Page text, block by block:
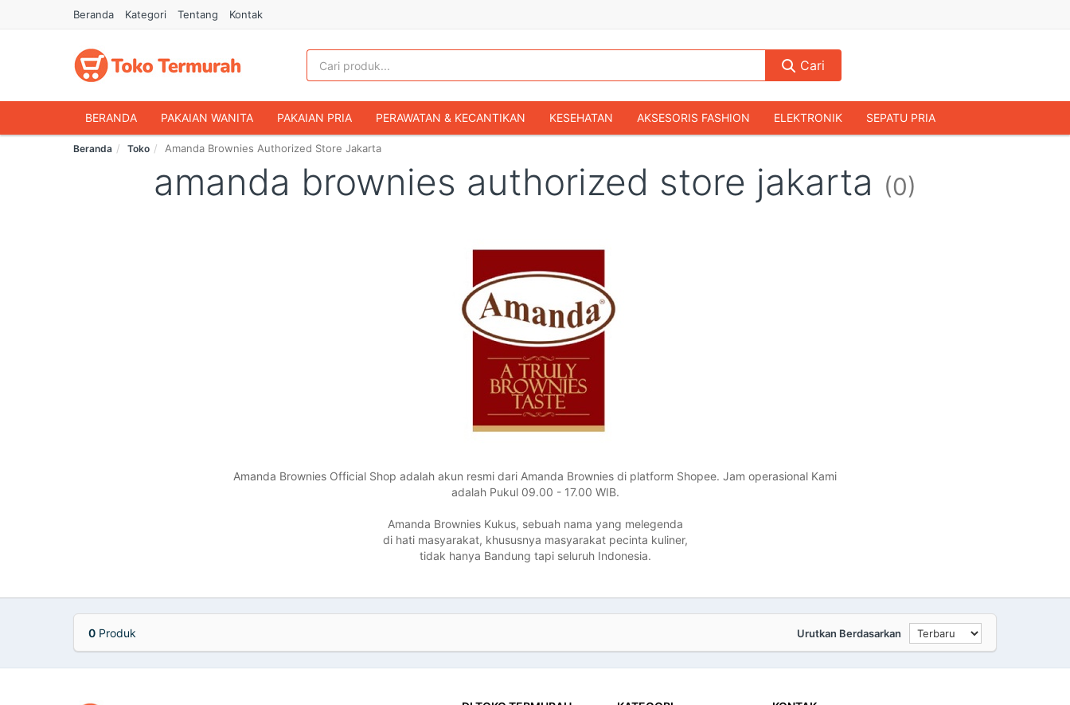
Beranda Kategori Tentang Kontak
Cari
BERANDA PAKAIAN WANITA PAKAIAN PRIA PERAWATAN & KECANTIKAN KESEHATAN AKSESORIS FASHION ELEKTRONIK SEPATU PRIA
HANDPHONE & AKSESORIS FASHION MUSLIM KOPER & TAS TRAVEL
MAKANAN & MINUMAN HEWAN PELIHARAAN IBU & BAYI FASHION BAYI & ANAK GAMING & KONSOL KAMERA & DRONE PERLENGKAPAN RUMAH
Beranda Toko Amanda Brownies Authorized Store Jakarta
amanda brownies authorized store jakarta (0)
Amanda Brownies Official Shop adalah akun resmi dari Amanda Brownies di platform Shopee. Jam operasional Kami
adalah Pukul 09.00 - 17.00 WIB.
Amanda Brownies Kukus, sebuah nama yang melegenda
di hati masyarakat, khususnya masyarakat pecinta kuliner,
tidak hanya Bandung tapi seluruh Indonesia.
0 Produk Urutkan Berdasarkan